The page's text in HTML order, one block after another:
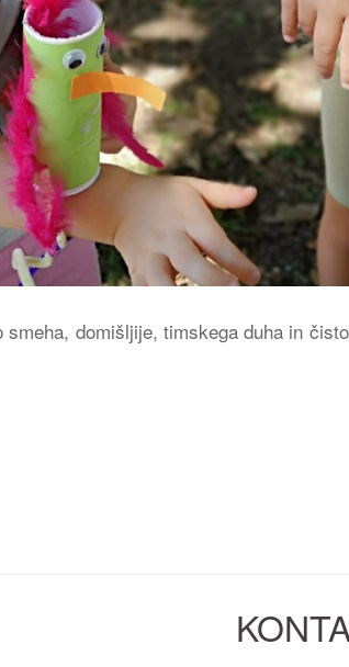
smeha, domišljije, timskega duha in